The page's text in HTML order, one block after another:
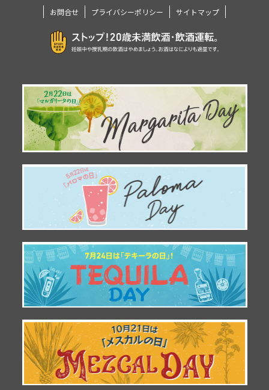
お問合せ プライバシーポリシー サイトマップ